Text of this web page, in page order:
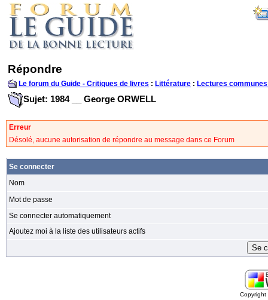
Répondre
Le forum du Guide - Critiques de livres : Littérature : Lectures
Sujet: 1984 __ George ORWELL
Erreur
Désolé, aucune autorisation de répondre au message dans ce Forum
Se connecter
Nom
Mot de passe
Se connecter automatiquement
Ajoutez moi à la liste des utilisateurs actifs